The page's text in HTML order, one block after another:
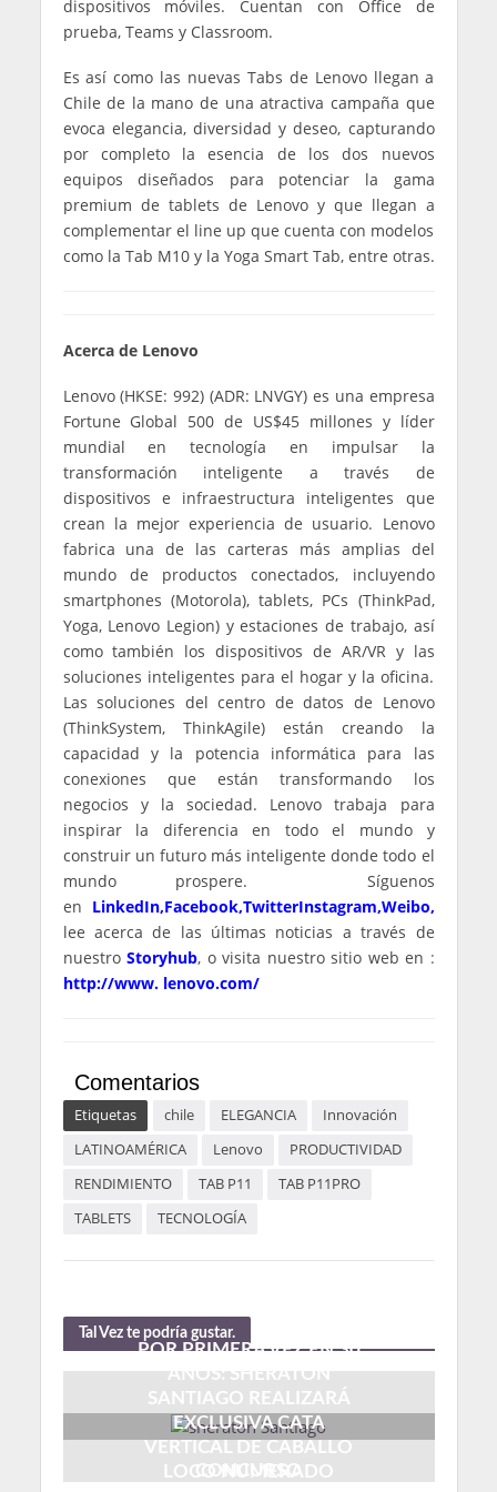
dispositivos móviles. Cuentan con Office de
prueba, Teams y Classroom.
Es así como las nuevas Tabs de Lenovo llegan a
Chile de la mano de una atractiva campaña que
evoca elegancia, diversidad y deseo, capturando
por completo la esencia de los dos nuevos
equipos diseñados para potenciar la gama
premium de tablets de Lenovo y que llegan a
complementar el line up que cuenta con modelos
como la Tab M10 y la Yoga Smart Tab, entre otras.
Acerca de Lenovo
Lenovo (HKSE: 992) (ADR: LNVGY) es una empresa
Fortune Global 500 de US$45 millones y líder
mundial en tecnología en impulsar la
transformación inteligente a través de
dispositivos e infraestructura inteligentes que
crean la mejor experiencia de usuario. Lenovo
fabrica una de las carteras más amplias del
mundo de productos conectados, incluyendo
smartphones (Motorola), tablets, PCs (ThinkPad,
Yoga, Lenovo Legion) y estaciones de trabajo, así
como también los dispositivos de AR/VR y las
soluciones inteligentes para el hogar y la oficina.
Las soluciones del centro de datos de Lenovo
(ThinkSystem, ThinkAgile) están creando la
capacidad y la potencia informática para las
conexiones que están transformando los
negocios y la sociedad. Lenovo trabaja para
inspirar la diferencia en todo el mundo y
construir un futuro más inteligente donde todo el
mundo prospere. Síguenos
en LinkedIn,Facebook,TwitterInstagram,Weibo,
lee acerca de las últimas noticias a través de
nuestro Storyhub, o visita nuestro sitio web en :
http://www. lenovo.com/
Comentarios
Etiquetas chile ELEGANCIA
Innovación
LATINOAMÉRICA
Lenovo
PRODUCTIVIDAD
RENDIMIENTO
TAB P11
TAB P11PRO
TABLETS
TECNOLOGÍA
Tal Vez te podría gustar.
POR PRIMERA VEZ EN 30
AÑOS: SHERATON
SANTIAGO REALIZARÁ
EXCLUSIVA CATA
VERTICAL DE CABALLO
LOCO NUMERADO
CONCURSO